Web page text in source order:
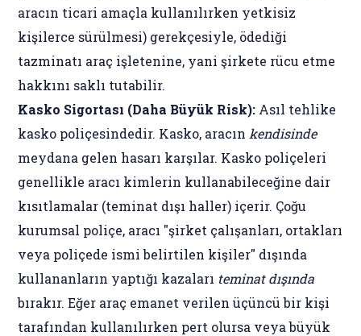
aracın ticari amaçla kullanılırken yetkisiz
kişilerce sürülmesi) gerekçesiyle, ödediği
tazminatı araç işletenine, yani şirkete rücu etme
hakkını saklı tutabilir.
Kasko Sigortası (Daha Büyük Risk): Asıl tehlike
kasko poliçesindedir. Kasko, aracın kendisinde
meydana gelen hasarı karşılar. Kasko poliçeleri
genellikle aracı kimlerin kullanabileceğine dair
kısıtlamalar (teminat dışı haller) içerir. Çoğu
kurumsal poliçe, aracı "şirket çalışanları, ortakları
veya poliçede ismi belirtilen kişiler" dışında
kullananların yaptığı kazaları teminat dışında
bırakır. Eğer araç emanet verilen üçüncü bir kişi
tarafından kullanılırken pert olursa veya büyük